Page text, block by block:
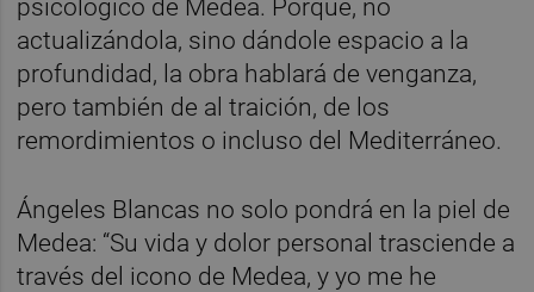
psicológico de Medea. Porque, no
actualizándola, sino dándole espacio a la
profundidad, la obra hablará de venganza,
pero también de al traición, de los
remordimientos o incluso del Mediterráneo.
Ángeles Blancas no solo pondrá en la piel de
Medea: “Su vida y dolor personal trasciende a
través del icono de Medea, y yo me he